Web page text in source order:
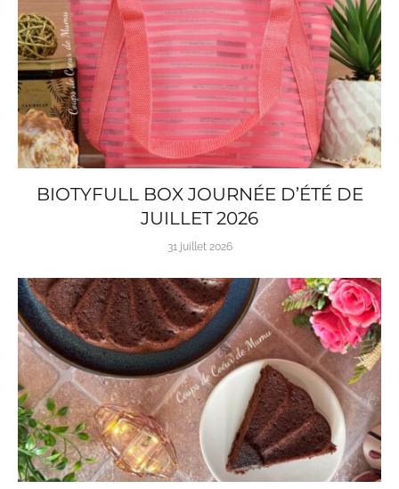
BIOTYFULL BOX JOURNÉE D’ÉTÉ DE
JUILLET 2026
31 juillet 2026